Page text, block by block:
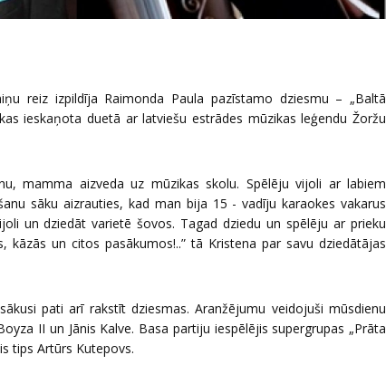
reiz izpildīja Raimonda Paula pazīstamo dziesmu – „Baltā
ieskaņota duetā ar latviešu estrādes mūzikas leģendu Žoržu
mamma aizveda uz mūzikas skolu. Spēlēju vijoli ar labiem
sāku aizrauties, kad man bija 15 - vadīju karaokes vakarus
un dziedāt varietē šovos. Tagad dziedu un spēlēju ar prieku
un citos pasākumos!..” tā Kristena par savu dziedātājas
pati arī rakstīt dziesmas. Aranžējumu veidojuši mūsdienu
II un Jānis Kalve. Basa partiju iespēlējis supergrupas „Prāta
tips Artūrs Kutepovs.